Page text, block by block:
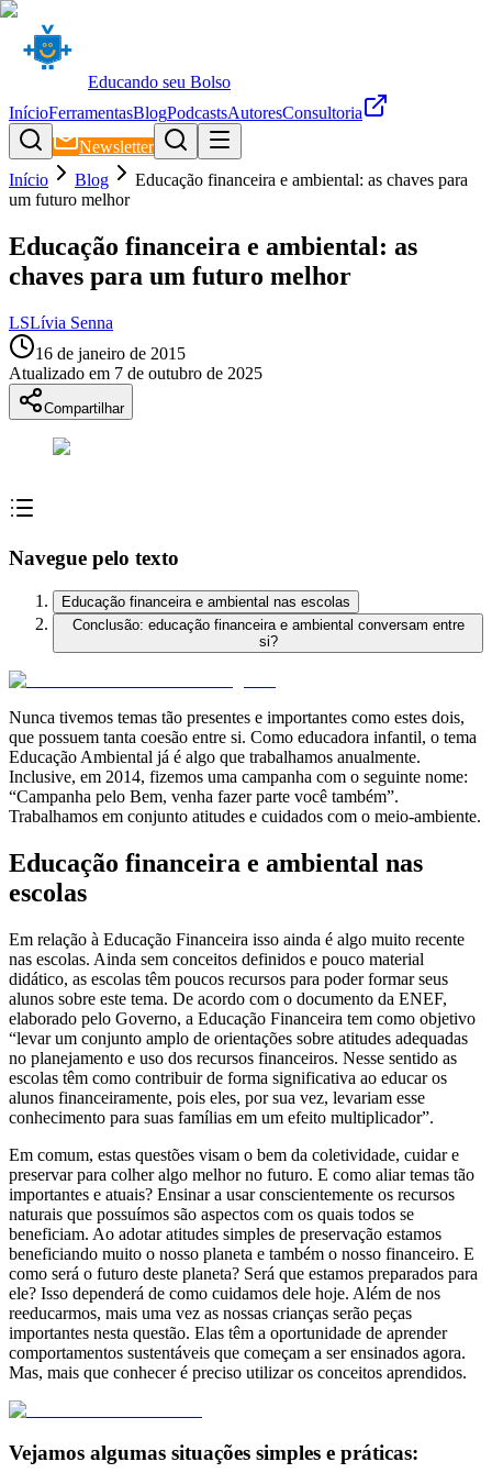
Educando seu Bolso
InícioFerramentasBlogPodcastsAutoresConsultoria
Newsletter
Início
Blog
Educação financeira e ambiental: as chaves para
um futuro melhor
Educação financeira e ambiental: as
chaves para um futuro melhor
LSLívia Senna
16 de janeiro de 2015
Atualizado em 7 de outubro de 2025
Compartilhar
Navegue pelo texto
Educação financeira e ambiental nas escolas
Conclusão: educação financeira e ambiental conversam entre
si?
Nunca tivemos temas tão presentes e importantes como estes dois,
que possuem tanta coesão entre si. Como educadora infantil, o tema
Educação Ambiental já é algo que trabalhamos anualmente.
Inclusive, em 2014, fizemos uma campanha com o seguinte nome:
“Campanha pelo Bem, venha fazer parte você também”.
Trabalhamos em conjunto atitudes e cuidados com o meio-ambiente.
Educação financeira e ambiental nas
escolas
Em relação à Educação Financeira isso ainda é algo muito recente
nas escolas. Ainda sem conceitos definidos e pouco material
didático, as escolas têm poucos recursos para poder formar seus
alunos sobre este tema. De acordo com o documento da ENEF,
elaborado pelo Governo, a Educação Financeira tem como objetivo
“levar um conjunto amplo de orientações sobre atitudes adequadas
no planejamento e uso dos recursos financeiros. Nesse sentido as
escolas têm como contribuir de forma significativa ao educar os
alunos financeiramente, pois eles, por sua vez, levariam esse
conhecimento para suas famílias em um efeito multiplicador”.
Em comum, estas questões visam o bem da coletividade, cuidar e
preservar para colher algo melhor no futuro. E como aliar temas tão
importantes e atuais? Ensinar a usar conscientemente os recursos
naturais que possuímos são aspectos com os quais todos se
beneficiam. Ao adotar atitudes simples de preservação estamos
beneficiando muito o nosso planeta e também o nosso financeiro. E
como será o futuro deste planeta? Será que estamos preparados para
ele? Isso dependerá de como cuidamos dele hoje. Além de nos
reeducarmos, mais uma vez as nossas crianças serão peças
importantes nesta questão. Elas têm a oportunidade de aprender
comportamentos sustentáveis que começam a ser ensinados agora.
Mas, mais que conhecer é preciso utilizar os conceitos aprendidos.
Vejamos algumas situações simples e práticas: